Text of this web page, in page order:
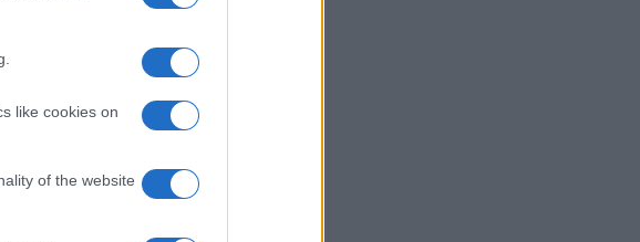
like cookies on
of the website